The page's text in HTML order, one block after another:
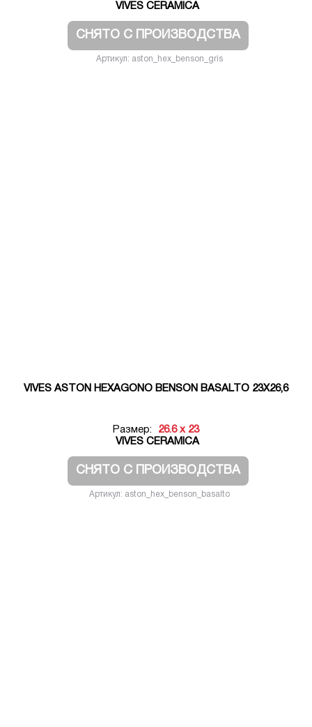
VIVES CERAMICA
СНЯТО С ПРОИЗВОДСТВА
Артикул: aston_hex_benson_gris
VIVES ASTON HEXAGONO BENSON BASALTO 23X26,6
Размер:
26.6 x 23
VIVES CERAMICA
СНЯТО С ПРОИЗВОДСТВА
Артикул: aston_hex_benson_basalto